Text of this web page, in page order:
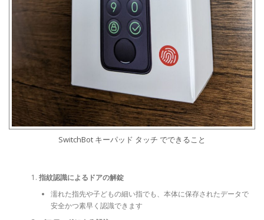
SwitchBot キーパッド タッチ でできること
指紋認識によるドアの解錠
濡れた指先や子どもの細い指でも、本体に保存されたデータで
安全かつ素早く認識できます